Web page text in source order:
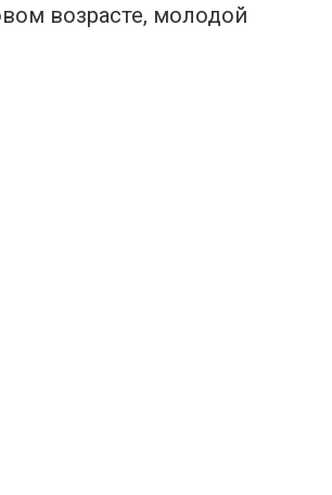
возрасте, молодой